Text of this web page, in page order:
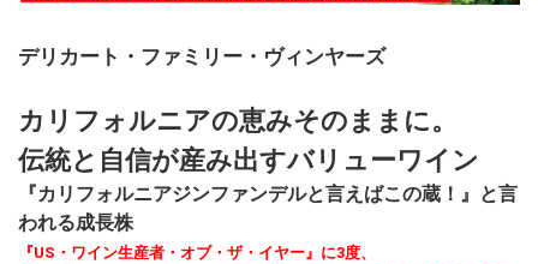
デリカート・ファミリー・ヴィンヤーズ
カリフォルニアの恵みそのままに。
伝統と自信が産み出すバリューワイン
『カリフォルニアジンファンデルと言えばこの蔵！』と言
われる成長株
『US・ワイン生産者・オブ・ザ・イヤー』に3度、